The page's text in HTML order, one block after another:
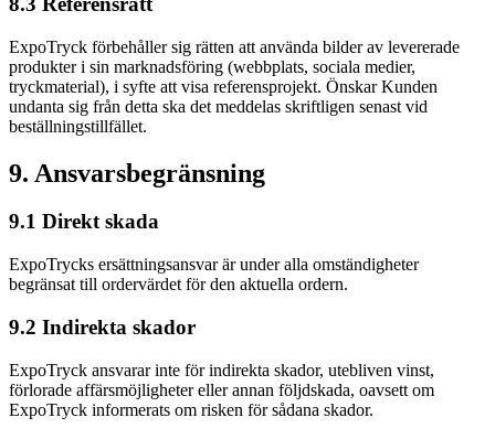
ExpoTryck förbehåller sig rätten att använda bilder av levererade
produkter i sin marknadsföring (webbplats, sociala medier,
tryckmaterial), i syfte att visa referensprojekt. Önskar Kunden
undanta sig från detta ska det meddelas skriftligen senast vid
beställningstillfället.
9. Ansvarsbegränsning
9.1 Direkt skada
ExpoTrycks ersättningsansvar är under alla omständigheter
begränsat till ordervärdet för den aktuella ordern.
9.2 Indirekta skador
ExpoTryck ansvarar inte för indirekta skador, utebliven vinst,
förlorade affärsmöjligheter eller annan följdskada, oavsett om
ExpoTryck informerats om risken för sådana skador.